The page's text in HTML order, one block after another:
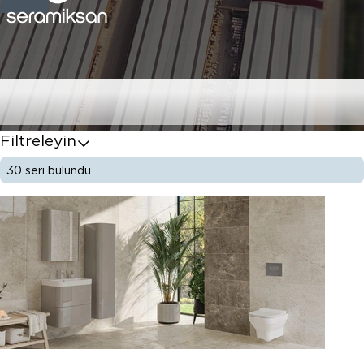
Yer Karoları
Filtreleyin
30 seri bulundu